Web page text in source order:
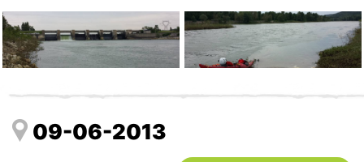
09-06-2013